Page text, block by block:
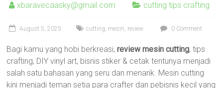
xbaravecaasky@gmail.com cutting tips crafting
August 5, 2025 cutting, mesin, review 0 Comment
Bagi kamu yang hobi berkreasi,review mesin cutting, tips
crafting, DIY vinyl art, bisnis stiker & cetak tentunya menjadi
salah satu bahasan yang seru dan menarik. Mesin cutting
kini menjadi teman setia para crafter dan pebisnis kecil yang